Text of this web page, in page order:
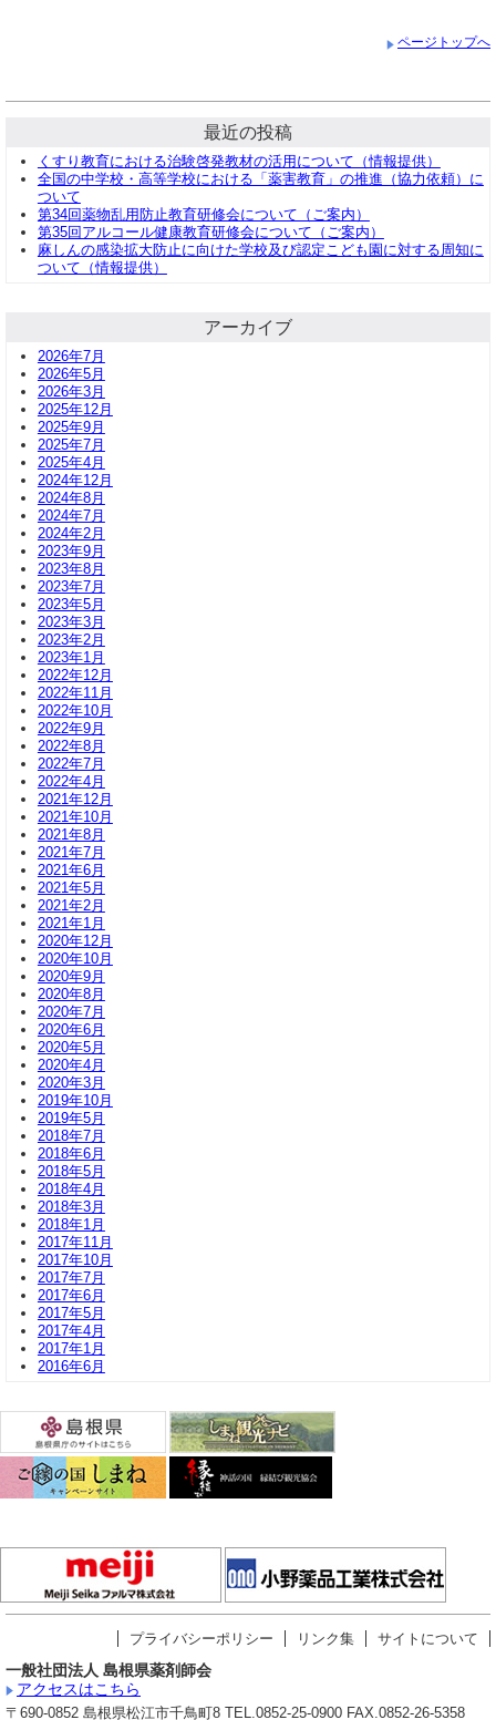
ページトップへ
最近の投稿
くすり教育における治験啓発教材の活用について（情報提供）
全国の中学校・高等学校における「薬害教育」の推進（協力依頼）に
ついて
第34回薬物乱用防止教育研修会について（ご案内）
第35回アルコール健康教育研修会について（ご案内）
麻しんの感染拡大防止に向けた学校及び認定こども園に対する周知に
ついて（情報提供）
アーカイブ
2026年7月
2026年5月
2026年3月
2025年12月
2025年9月
2025年7月
2025年4月
2024年12月
2024年8月
2024年7月
2024年2月
2023年9月
2023年8月
2023年7月
2023年5月
2023年3月
2023年2月
2023年1月
2022年12月
2022年11月
2022年10月
2022年9月
2022年8月
2022年7月
2022年4月
2021年12月
2021年10月
2021年8月
2021年7月
2021年6月
2021年5月
2021年2月
2021年1月
2020年12月
2020年10月
2020年9月
2020年8月
2020年7月
2020年6月
2020年5月
2020年4月
2020年3月
2019年10月
2019年5月
2018年7月
2018年6月
2018年5月
2018年4月
2018年3月
2018年1月
2017年11月
2017年10月
2017年7月
2017年6月
2017年5月
2017年4月
2017年1月
2016年6月
プライバシーポリシー リンク集 サイトについて
一般社団法人 島根県薬剤師会
アクセスはこちら
〒690-0852 島根県松江市千鳥町8 TEL.0852-25-0900 FAX.0852-26-5358